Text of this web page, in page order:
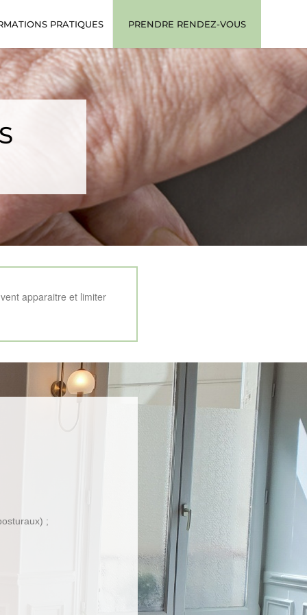
PRATIQUES PRENDRE RENDEZ-VOUS
apparaitre et limiter
;